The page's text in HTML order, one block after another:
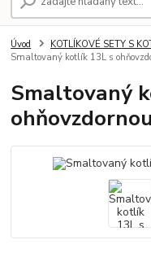
Úvod KOTLÍKOVÉ SETY S
Smaltovaný kotlík 13L s
Smaltovaný